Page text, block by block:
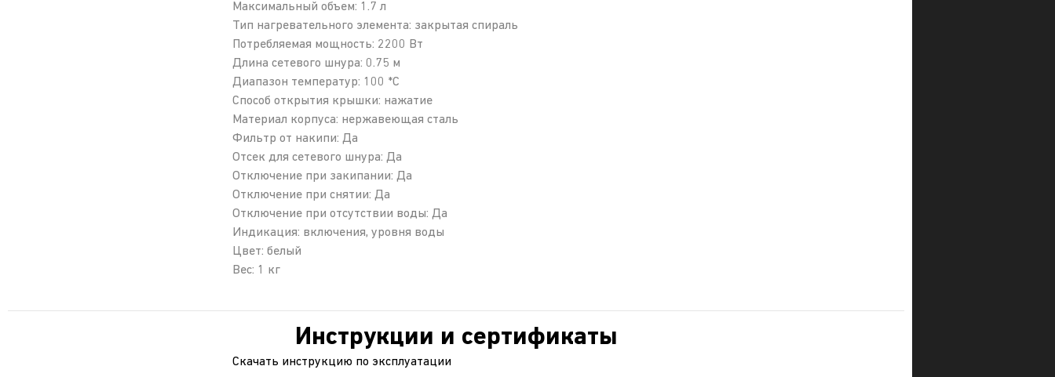
Максимальный объем: 1.7 л
Тип нагревательного элемента: закрытая спираль
Потребляемая мощность: 2200 Вт
Длина сетевого шнура: 0.75 м
Диапазон температур: 100 *С
Способ открытия крышки: нажатие
Материал корпуса: нержавеющая сталь
Фильтр от накипи: Да
Отсек для сетевого шнура: Да
Отключение при закипании: Да
Отключение при снятии: Да
Отключение при отсутствии воды: Да
Индикация: включения, уровня воды
Цвет: белый
Вес: 1 кг
Инструкции и сертификаты
Скачать инструкцию по эксплуатации